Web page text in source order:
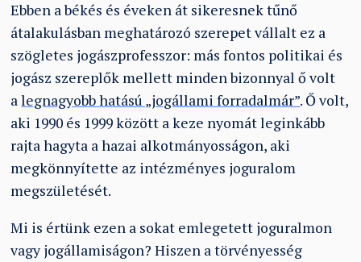
Ebben a békés és éveken át sikeresnek tűnő
átalakulásban meghatározó szerepet vállalt ez a
szögletes jogászprofesszor: más fontos politikai és
jogász szereplők mellett minden bizonnyal ő volt
alegnagyobb hatású „jogállami forradalmár”. Ő volt,
aki 1990 és 1999 között a keze nyomát leginkább
rajta hagyta a hazai alkotmányosságon, aki
megkönnyítette az intézményes joguralom
megszületését.
Mi is értünk ezen a sokat emlegetett joguralmon
vagy jogállamiságon? Hiszen a törvényesség